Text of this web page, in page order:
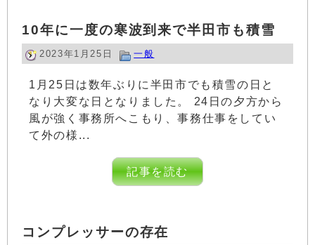
10年に一度の寒波到来で半田市も積雪
2023年1月25日 一般
1月25日は数年ぶりに半田市でも積雪の日と
なり大変な日となりました。 24日の夕方から
風が強く事務所へこもり、事務仕事をしてい
て外の様...
記事を読む
コンプレッサーの存在